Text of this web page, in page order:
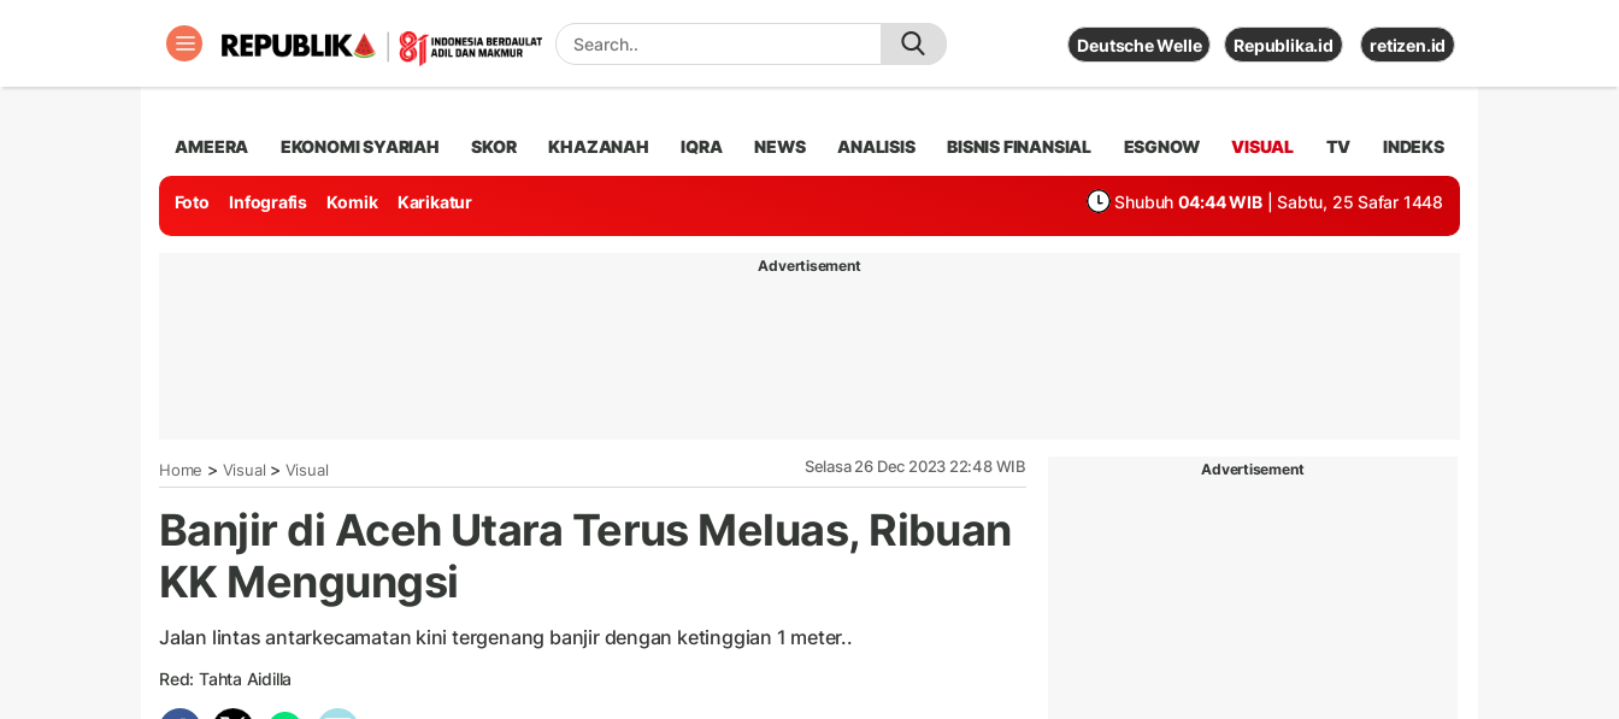
Deutsche Welle Republika.id retizen.id
AMEERA EKONOMI SYARIAH SKOR KHAZANAH IQRA NEWS ANALISIS BISNIS FINANSIAL ESGNOW VISUAL TV INDEKS
Foto Infografis Komik Karikatur Shubuh 04:44 WIB | Sabtu, 25 Safar 1448
Advertisement
Home > Visual > Visual Selasa 26 Dec 2023 22:48 WIB
Banjir di Aceh Utara Terus Meluas, Ribuan
KK Mengungsi
Jalan lintas antarkecamatan kini tergenang banjir dengan ketinggian 1 meter..
Red: Tahta Aidilla
Advertisement